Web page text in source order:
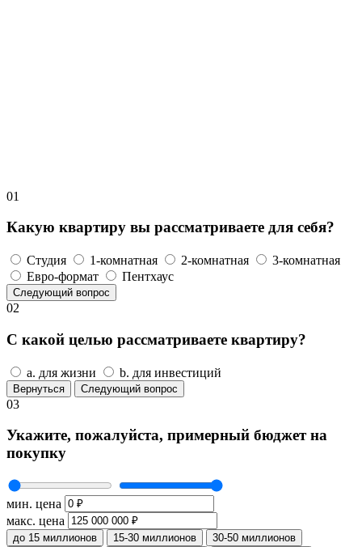
01
Какую квартиру вы рассматриваете для себя?
Студия 1-комнатная 2-комнатная
3-комнатная
Евро-формат
Пентхаус
Следующий вопрос
02
С какой целью рассматриваете квартиру?
a. для жизни b. для инвестиций
Вернуться Следующий вопрос
03
Укажите, пожалуйста, примерный бюджет на
покупку
мин. цена
макс. цена
до 15 миллионов 15-30 миллионов
30-50 миллионов